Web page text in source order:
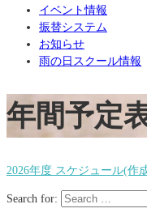
イベント情報
振替システム
お知らせ
雨の日スクール情報
年間予定
2026年度 スケジュール(作
Search for: